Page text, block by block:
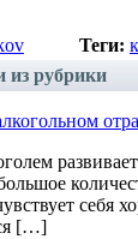
Теги:
из рубрики
себя
[…]